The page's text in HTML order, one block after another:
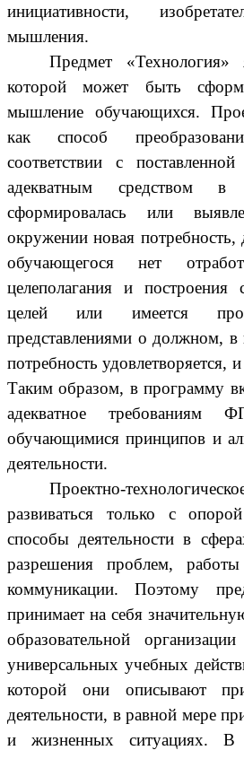
инициативности,
мышления.
Предмет «Технология»
которой может быть
мышление обучающихся.
как способ
соответствии с
адекватным средством в
сформировалась или
окружении новая
обучающегося нет
целеполагания и построения
целей или имеется
представлениями о должном, в
потребность удовлетворяется,
Таким образом, в программу
адекватное
обучающимися принципов и
деятельности.
Проектно-
развиваться только с
способы деятельности в
разрешения проблем,
коммуникации. Поэтому
принимает на себя
образовательной
универсальных учебных
которой они описывают
деятельности, в равной мере
и жизненных ситуациях. В